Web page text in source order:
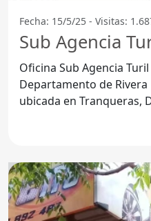
Fecha: 15/5/25 - Visitas:
Sub Agencia
Oficina Sub Agencia
Departamento de Rivera La sub agencia Turil
ubicada en Tranqueras,